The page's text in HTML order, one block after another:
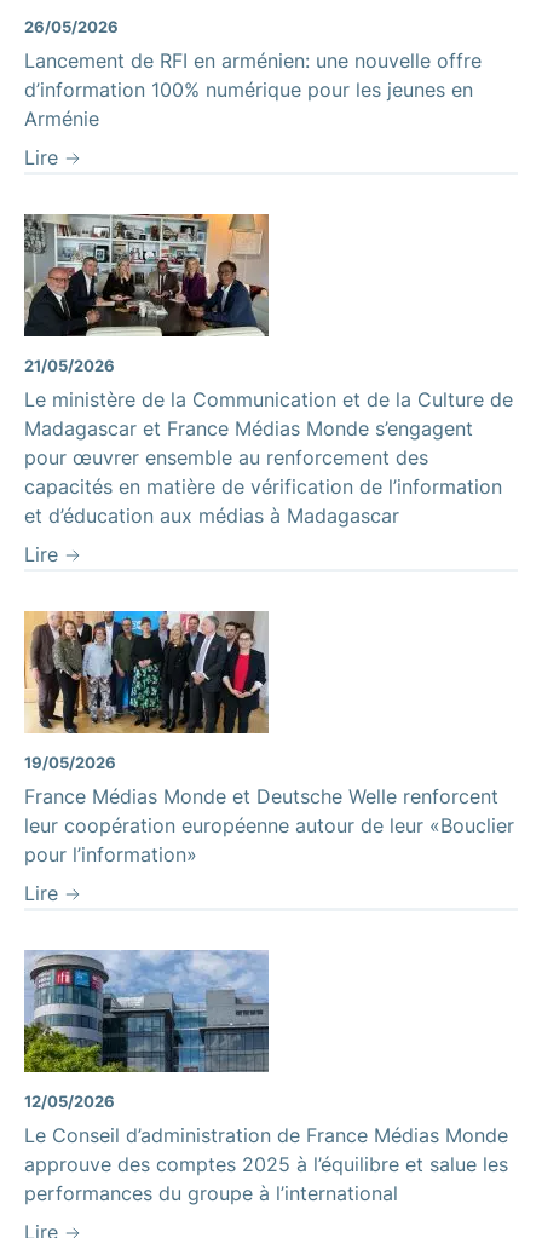
26/05/2026
Lancement de RFI en arménien: une nouvelle offre
d’information 100% numérique pour les jeunes en
Arménie
Lire
21/05/2026
Le ministère de la Communication et de la Culture de
Madagascar et France Médias Monde s’engagent
pour œuvrer ensemble au renforcement des
capacités en matière de vérification de l’information
et d’éducation aux médias à Madagascar
Lire
19/05/2026
France Médias Monde et Deutsche Welle renforcent
leur coopération européenne autour de leur «Bouclier
pour l’information»
Lire
12/05/2026
Le Conseil d’administration de France Médias Monde
approuve des comptes 2025 à l’équilibre et salue les
performances du groupe à l’international
Lire